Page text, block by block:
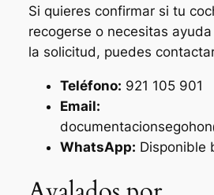
Si quieres confirmar si tu
recogerse o necesitas
la solicitud, puedes
Teléfono: 921 105 901
Email:
WhatsApp: Disponible